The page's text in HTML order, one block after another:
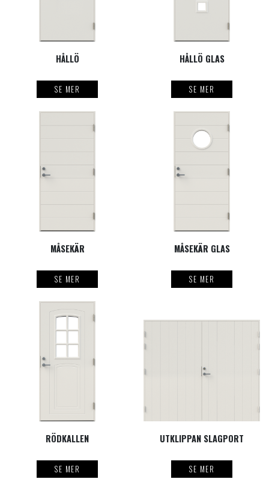
HÅLLÖ
SE MER
HÅLLÖ GLAS
SE MER
MÅSEKÄR
SE MER
MÅSEKÄR GLAS
SE MER
RÖDKALLEN
SE MER
UTKLIPPAN SLAGPORT
SE MER